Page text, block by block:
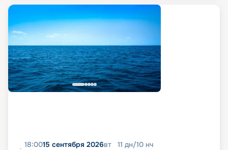
18:0015 сентября 2026вт 11 дн/10 нч